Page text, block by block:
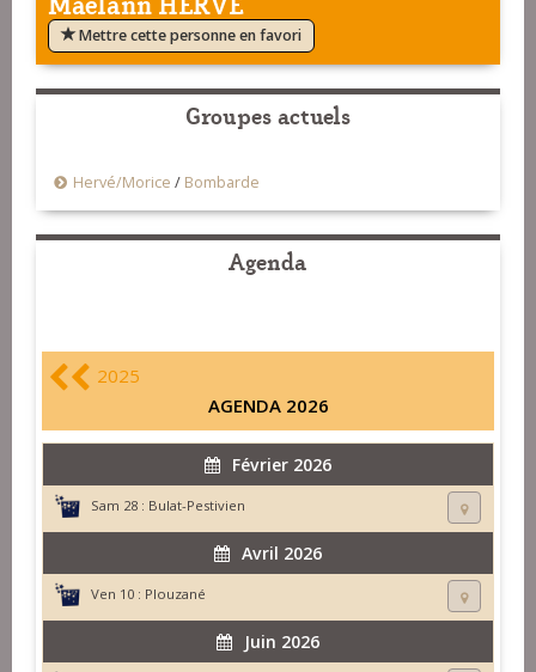
Mettre cette personne en favori
Groupes actuels
Hervé/Morice / Bombarde
Agenda
2025
AGENDA 2026
Février 2026
Sam 28 : Bulat-Pestivien
Avril 2026
Ven 10 : Plouzané
Juin 2026